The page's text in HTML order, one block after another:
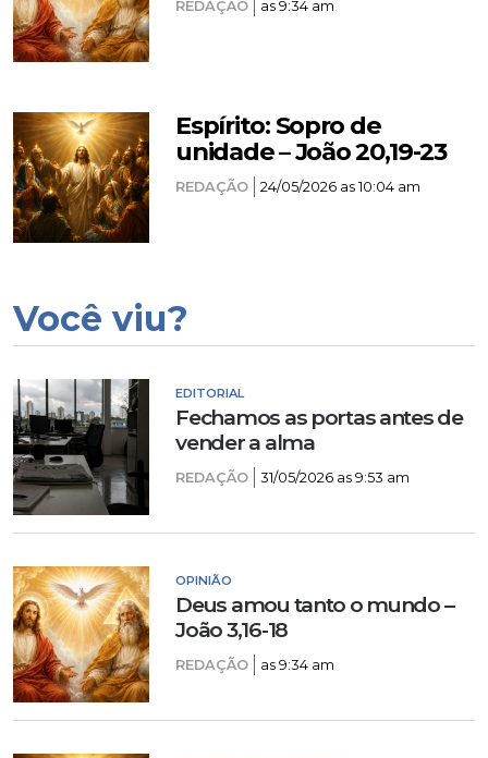
REDAÇÃO as 9:34 am
Espírito: Sopro de
unidade – João 20,19-23
REDAÇÃO 24/05/2026 as 10:04 am
Você viu?
EDITORIAL
Fechamos as portas antes de
vender a alma
REDAÇÃO 31/05/2026 as 9:53 am
OPINIÃO
Deus amou tanto o mundo –
João 3,16-18
REDAÇÃO as 9:34 am